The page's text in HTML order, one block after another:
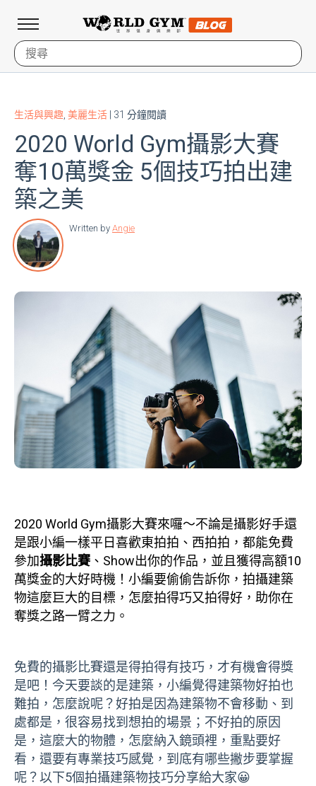
生活與興趣 美麗生活 | 31 分鐘閱讀
2020 World Gym攝影大賽
奪10萬獎金 5個技巧拍出建
築之美
Written by Angie
2020 World Gym攝影大賽來囉～不論是攝影好手還
是跟小編一樣平日喜歡東拍拍、西拍拍，都能免費
參加攝影比賽、Show出你的作品，並且獲得高額10
萬獎金的大好時機！小編要偷偷告訴你，拍攝建築
物這麼巨大的目標，怎麼拍得巧又拍得好，助你在
奪獎之路一臂之力。
免費的攝影比賽還是得拍得有技巧，才有機會得獎
是吧！今天要談的是建築，小編覺得建築物好拍也
難拍，怎麼說呢？好拍是因為建築物不會移動、到
處都是，很容易找到想拍的場景；不好拍的原因
是，這麼大的物體，怎麼納入鏡頭裡，重點要好
看，還要有專業技巧感覺，到底有哪些撇步要掌握
呢？以下5個拍攝建築物技巧分享給大家😀